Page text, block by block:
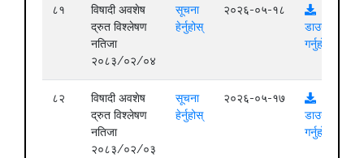
८१
विषादी अवशेष
द्रुत विश्लेषण
नतिजा
२०८३/०२/०४
सूचना
हेर्नुहोस्
२०२६-०५-१८
डाउनलोड
गर्नुहोस्
८२
विषादी अवशेष
द्रुत विश्लेषण
नतिजा
२०८३/०२/०३
सूचना
हेर्नुहोस्
२०२६-०५-१७
डाउनलोड
गर्नुहोस्